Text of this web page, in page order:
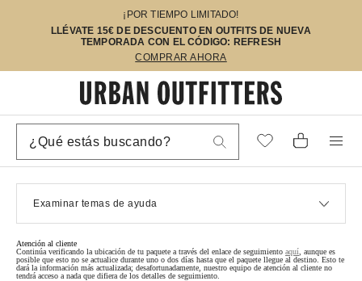
¡POR TIEMPO LIMITADO!
LLÉVATE 15€ DE DESCUENTO EN OUTFITS DE NUEVA
TEMPORADA CON EL CÓDIGO: REFRESH
COMPRAR AHORA
Examinar temas de ayuda
Atención al cliente
Continúa verificando la ubicación de tu paquete a través del enlace de seguimiento aquí , aunque es
posible que esto no se actualice durante uno o dos días hasta que el paquete llegue al destino. Esto te
dará la información más actualizada; desafortunadamente, nuestro equipo de atención al cliente no
tendrá acceso a nada que difiera de los detalles de seguimiento.